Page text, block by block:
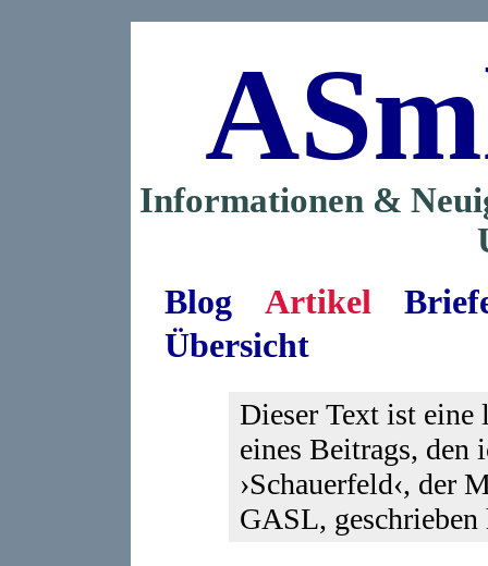
Informationen &
Blog Artikel
Übersicht
Dieser Text ist eine
eines Beitrags,
›Schauerfeld‹, der
GASL, geschrieben